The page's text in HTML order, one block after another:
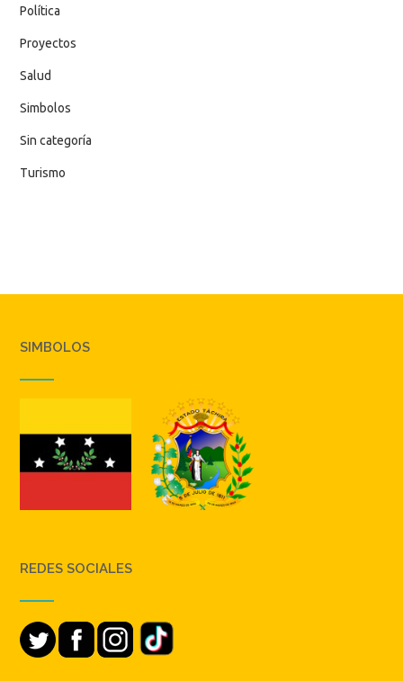
Política
Proyectos
Salud
Simbolos
Sin categoría
Turismo
SIMBOLOS
REDES SOCIALES